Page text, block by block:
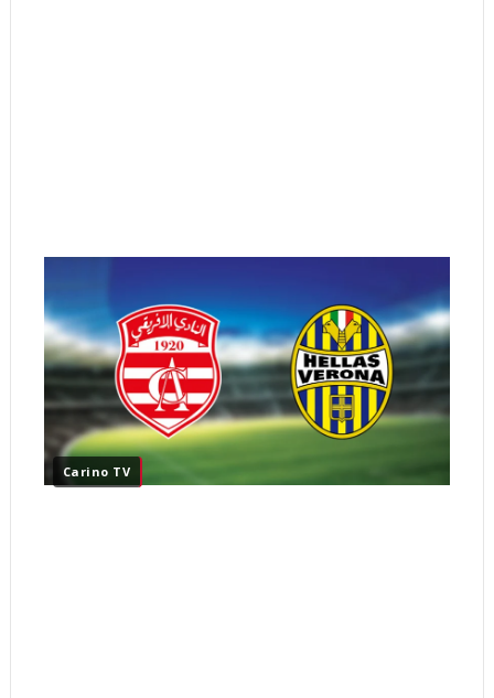
Carino TV